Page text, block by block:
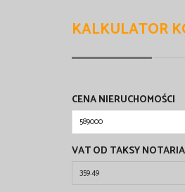
KALKULATOR
CENA NIERUCHOMOŚCI
VAT OD TAKSY